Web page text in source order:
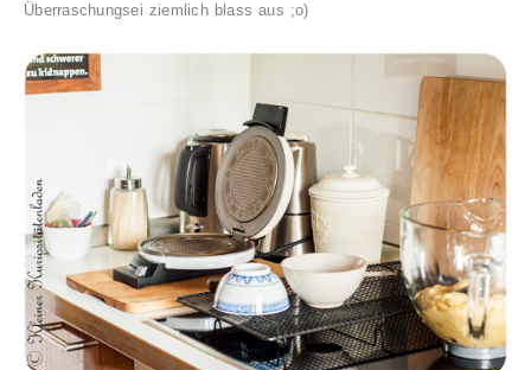
Überraschungsei ziemlich blass aus ;o)